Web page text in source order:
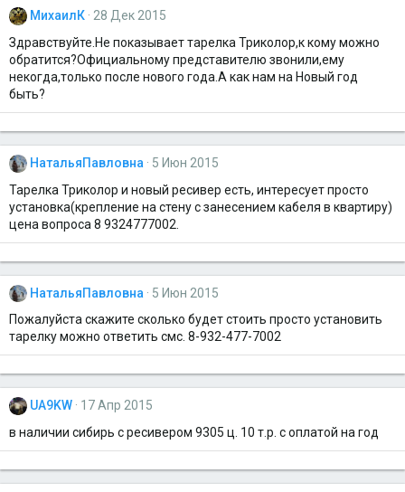
МихаилК 28 Дек 2015
Здравствуйте.Не показывает тарелка Триколор,к кому можно
обратится?Официальному представителю звонили,ему
некогда,только после нового года.А как нам на Новый год
быть?
НатальяПавловна
5 Июн 2015
Тарелка Триколор и новый ресивер есть, интересует просто
установка(крепление на стену с занесением кабеля в квартиру)
цена вопроса 8 9324777002.
НатальяПавловна
5 Июн 2015
Пожалуйста скажите сколько будет стоить просто установить
тарелку можно ответить смс. 8-932-477-7002
UA9KW
17 Апр 2015
в наличии сибирь с ресивером 9305 ц. 10 т.р. с оплатой на год